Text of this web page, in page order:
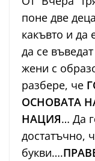
поне две
какъвто и да
да се
жени с
разбере, че
ОСНОВАТА
НАЦИЯ… Да
достатъчно,
букви….